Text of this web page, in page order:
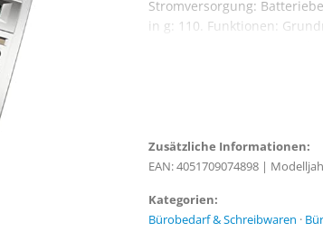
Stromversorgung:
in g: 110. Funktionen:
Zusätzliche Informationen:
EAN: 4051709074898 |
Kategorien:
Bürobedarf & Schreibwaren ·